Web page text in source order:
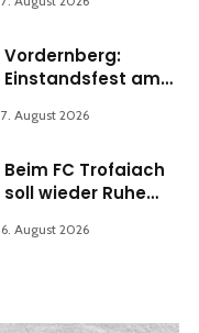
Vordernberg:
Einstandsfest am
7. August 2026
Beim FC Trofaiach
soll wieder Ruhe
6. August 2026